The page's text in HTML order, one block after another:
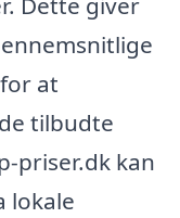
at
tilbudte
priser.dk kan
lokale